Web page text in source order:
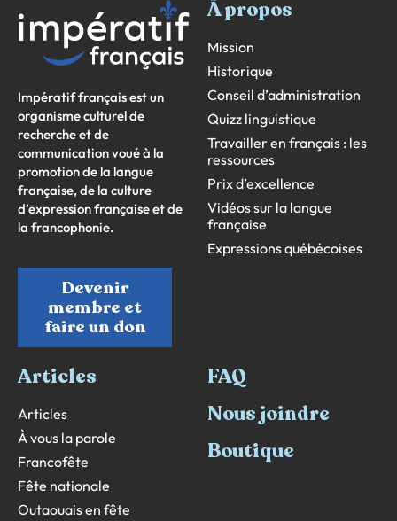
Impératif français est un
organisme culturel de
recherche et de
communication voué à la
promotion de la langue
française, de la culture
d’expression française et de
la francophonie.
Devenir
membre et
faire un don
À propos
Mission
Historique
Conseil d’administration
Quizz linguistique
Travailler en français : les
ressources
Prix d’excellence
Vidéos sur la langue
française
Expressions québécoises
Articles
Articles
À vous la parole
Francofête
Fête nationale
Outaouais en fête
FAQ
Nous joindre
Boutique